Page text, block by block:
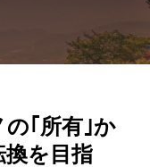
｢所有｣か
換を目指